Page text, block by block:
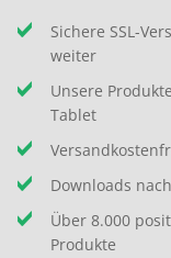
Sichere SSL-
weiter
Unsere
Tablet
Downloads
Über 8.000
Produkte